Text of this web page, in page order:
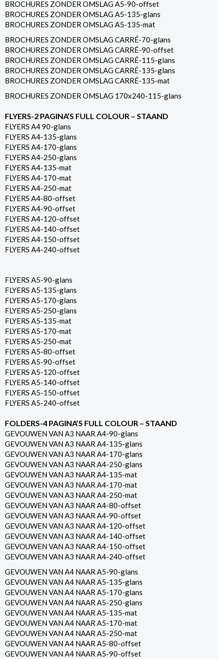
BROCHURES ZONDER OMSLAG A5-90-offset
BROCHURES ZONDER OMSLAG A5-135-glans
BROCHURES ZONDER OMSLAG A5-135-mat
BROCHURES ZONDER OMSLAG CARRÉ-70-glans
BROCHURES ZONDER OMSLAG CARRÉ-90-offset
BROCHURES ZONDER OMSLAG CARRÉ-115-glans
BROCHURES ZONDER OMSLAG CARRÉ-135-glans
BROCHURES ZONDER OMSLAG CARRÉ-135-mat
BROCHURES ZONDER OMSLAG 170x240-115-glans
FLYERS-2 PAGINA’S FULL COLOUR – STAAND
FLYERS A4 90-glans
FLYERS A4-135-glans
FLYERS A4-170-glans
FLYERS A4-250-glans
FLYERS A4-135-mat
FLYERS A4-170-mat
FLYERS A4-250-mat
FLYERS A4-80-offset
FLYERS A4-90-offset
FLYERS A4-120-offset
FLYERS A4-140-offset
FLYERS A4-150-offset
FLYERS A4-240-offset
FLYERS A5-90-glans
FLYERS A5-135-glans
FLYERS A5-170-glans
FLYERS A5-250-glans
FLYERS A5-135-mat
FLYERS A5-170-mat
FLYERS A5-250-mat
FLYERS A5-80-offset
FLYERS A5-90-offset
FLYERS A5-120-offset
FLYERS A5-140-offset
FLYERS A5-150-offset
FLYERS A5-240-offset
FOLDERS-4 PAGINA’S FULL COLOUR – STAAND
GEVOUWEN VAN A3 NAAR A4-90-glans
GEVOUWEN VAN A3 NAAR A4-135-glans
GEVOUWEN VAN A3 NAAR A4-170-glans
GEVOUWEN VAN A3 NAAR A4-250-glans
GEVOUWEN VAN A3 NAAR A4-135-mat
GEVOUWEN VAN A3 NAAR A4-170-mat
GEVOUWEN VAN A3 NAAR A4-250-mat
GEVOUWEN VAN A3 NAAR A4-80-offset
GEVOUWEN VAN A3 NAAR A4-90-offset
GEVOUWEN VAN A3 NAAR A4-120-offset
GEVOUWEN VAN A3 NAAR A4-140-offset
GEVOUWEN VAN A3 NAAR A4-150-offset
GEVOUWEN VAN A3 NAAR A4-240-offset
GEVOUWEN VAN A4 NAAR A5-90-glans
GEVOUWEN VAN A4 NAAR A5-135-glans
GEVOUWEN VAN A4 NAAR A5-170-glans
GEVOUWEN VAN A4 NAAR A5-250-glans
GEVOUWEN VAN A4 NAAR A5-135-mat
GEVOUWEN VAN A4 NAAR A5-170-mat
GEVOUWEN VAN A4 NAAR A5-250-mat
GEVOUWEN VAN A4 NAAR A5-80-offset
GEVOUWEN VAN A4 NAAR A5-90-offset